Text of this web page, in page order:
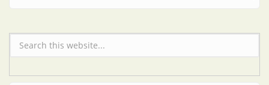
Formulario de búsqueda